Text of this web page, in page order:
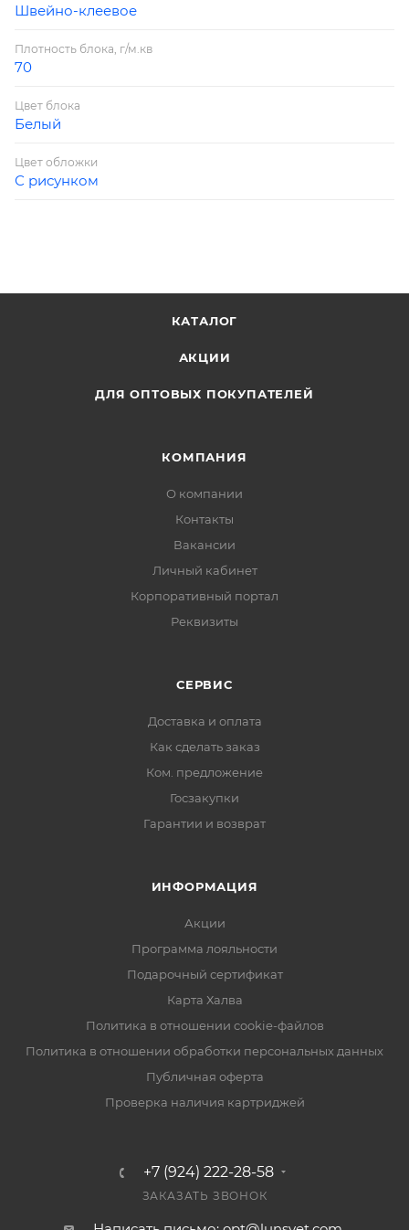
Швейно-клеевое
Плотность блока, г/м.кв
70
Цвет блока
Белый
Цвет обложки
С рисунком
КАТАЛОГ
АКЦИИ
ДЛЯ ОПТОВЫХ ПОКУПАТЕЛЕЙ
КОМПАНИЯ
О компании
Контакты
Вакансии
Личный кабинет
Корпоративный портал
Реквизиты
СЕРВИС
Доставка и оплата
Как сделать заказ
Ком. предложение
Госзакупки
Гарантии и возврат
ИНФОРМАЦИЯ
Акции
Программа лояльности
Подарочный сертификат
Карта Халва
Политика в отношении cookie-файлов
Политика в отношении обработки персональных данных
Публичная оферта
Проверка наличия картриджей
+7 (924) 222-28-58
ЗАКАЗАТЬ ЗВОНОК